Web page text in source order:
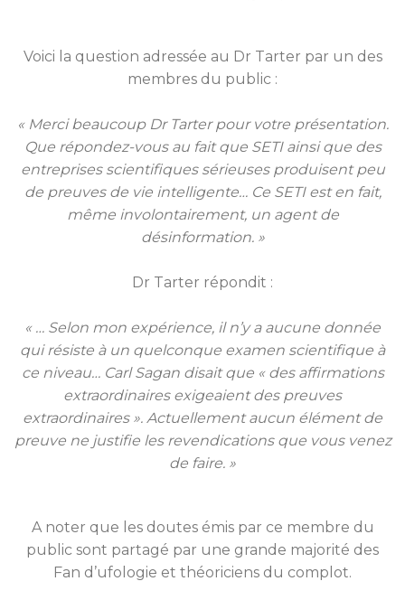
Voici la question adressée au Dr Tarter par un des
membres du public :
« Merci beaucoup Dr Tarter pour votre présentation.
Que répondez-vous au fait que SETI ainsi que des
entreprises scientifiques sérieuses produisent peu
de preuves de vie intelligente… Ce SETI est en fait,
même involontairement, un agent de
désinformation. »
Dr Tarter répondit :
« … Selon mon expérience, il n’y a aucune donnée
qui résiste à un quelconque examen scientifique à
ce niveau… Carl Sagan disait que « des affirmations
extraordinaires exigeaient des preuves
extraordinaires ». Actuellement aucun élément de
preuve ne justifie les revendications que vous venez
de faire. »
A noter que les doutes émis par ce membre du
public sont partagé par une grande majorité des
Fan d’ufologie et théoriciens du complot.